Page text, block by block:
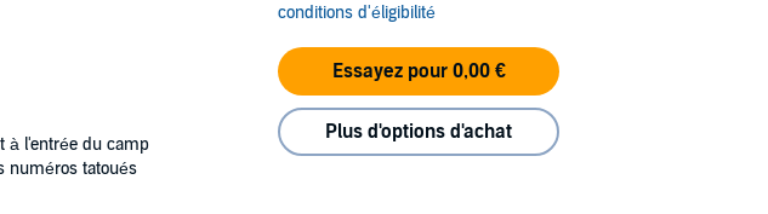
à l'entrée du camp
numéros tatoués
conditions d'éligibilité
Essayez pour 0,00 €
Plus d'options d'achat